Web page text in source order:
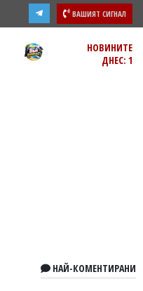
ВАШИЯТ СИГНАЛ
НОВИНИТЕ
ДНЕС: 1
НАЙ-КОМЕНТИРАНИ